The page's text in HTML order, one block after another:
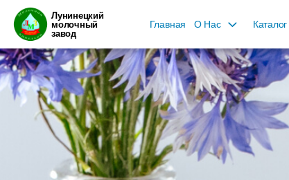
Лунинецкий
молочный
завод
Главная О Нас Каталог